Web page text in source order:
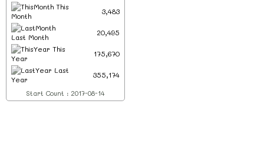
This
Month
3,483
Last Month
20,495
This
Year
175,670
Last
Year
355,174
Start Count : 2017-08-14